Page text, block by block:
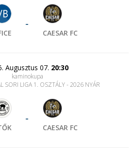
-
CAESAR FC
Augusztus 07. 20:30
kaminokupa
SORI LIGA 1. OSZTÁLY - 2026 NYÁR
-
CAESAR FC